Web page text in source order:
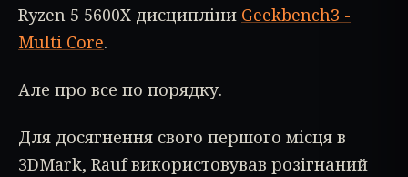
Ryzen 5 5600X дисципліни Geekbench3 -
Multi Core.
Але про все по порядку.
Для досягнення свого першого місця в
3DMark, Rauf використовував розігнаний